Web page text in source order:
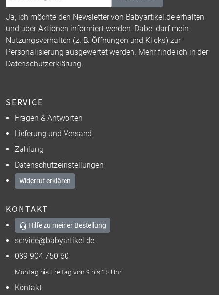
Ja, ich möchte den Newsletter von Babyartikel.de erhalten
und über Aktionen informiert werden. Dabei darf mein
Nutzungsverhalten (z. B. Öffnungen und Klicks) zur
Personalisierung ausgewertet werden. Mehr finde ich in der
Datenschutzerklärung.
SERVICE
Fragen & Antworten
Lieferung und Versand
Zahlung
Datenschutzeinstellungen
Widerruf erklären
KONTAKT
Hilfe zu meiner Bestellung
service@babyartikel.de
089 904 750 60
Montag bis Freitag von 9 bis 15 Uhr
Kontakt